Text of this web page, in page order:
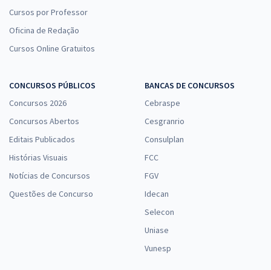
Cursos por Professor
Oficina de Redação
Cursos Online Gratuitos
CONCURSOS PÚBLICOS
Concursos 2026
Concursos Abertos
Editais Publicados
Histórias Visuais
Notícias de Concursos
Questões de Concurso
BANCAS DE CONCURSOS
Cebraspe
Cesgranrio
Consulplan
FCC
FGV
Idecan
Selecon
Uniase
Vunesp